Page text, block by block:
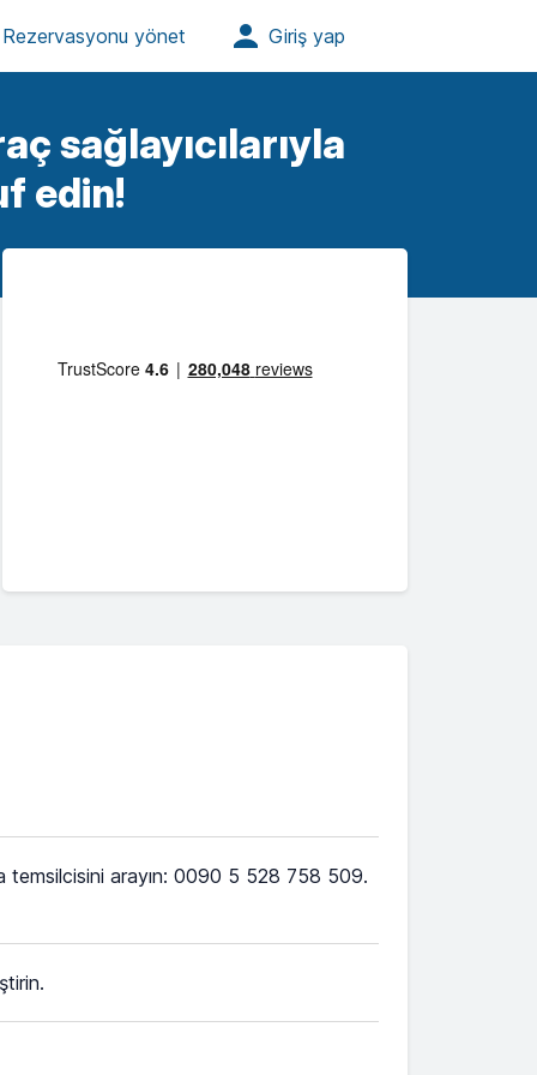
sağlayıcılarıyla
edin!
temsilcisini arayın: 0090 5 528 758 509.